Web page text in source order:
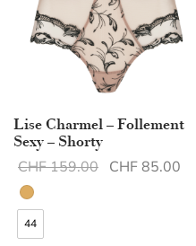
Le prix
actuel est :
CHF 100.00.
Lise Charmel – Follement
Sexy – Shorty
CHF159.00 Le prix initial
CHF 85.00
44